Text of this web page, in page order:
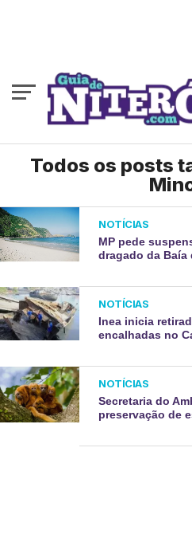
Todos os posts
NOTÍCIAS
MP pede
dragado da Baía
NOTÍCIAS
Inea inicia
encalhadas no
NOTÍCIAS
Secretaria do
preservação de